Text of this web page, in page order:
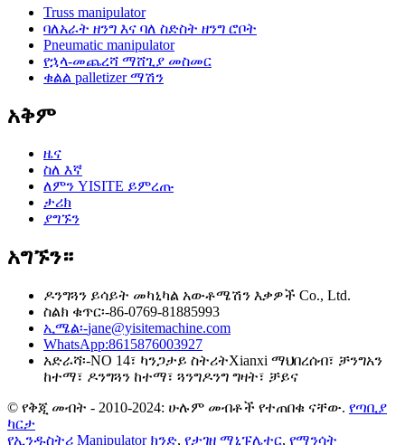
Truss manipulator
ባለአራት ዘንግ እና ባለ ስድስት ዘንግ ሮቦት
Pneumatic manipulator
የኋላ-መጨረሻ ማሸጊያ መስመር
ቁልል palletizer ማሽን
አቅም
ዜና
ስለ እኛ
ለምን YISITE ይምረጡ
ታሪክ
ያግኙን
አግኙን።
ዶንግጓን ይሳይት መካኒካል አውቶሜሽን እቃዎች Co., Ltd.
ስልክ ቁጥር፡-86-0769-81885993
ኢሜል፡-jane@yisitemachine.com
WhatsApp:8615876003927
አድራሻ፡-NO 14፣ ካንጋታይ ስትሪትXianxi ማህበረሰብ፣ ቻንግአን
ከተማ፣ ዶንግጓን ከተማ፣ ጓንግዶንግ ግዛት፣ ቻይና
© የቅጂ መብት - 2010-2024: ሁሉም መብቶች የተጠበቁ ናቸው. የጣቢያ
ካርታ
የኢንዱስትሪ Manipulator ክንድ, የታገዘ ማኒፑሌተር, የማንሳት